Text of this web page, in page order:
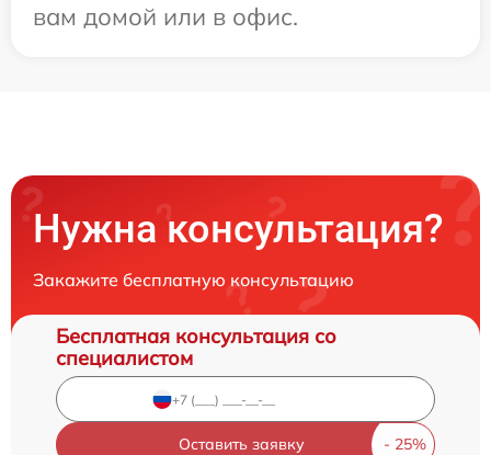
вам домой или в офис.
Нужна консультация?
Закажите бесплатную консультацию
Бесплатная консультация со
специалистом
Оставить заявку